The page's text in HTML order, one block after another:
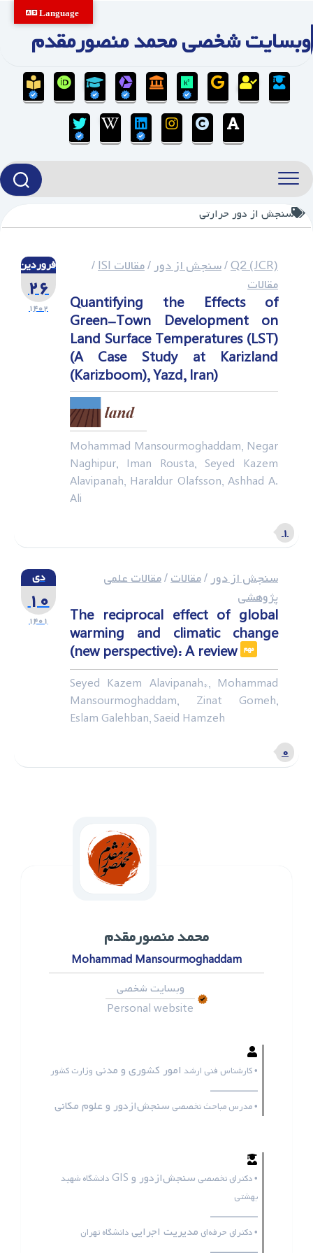
to
content
وبسایت شخصی محمد منصورمقدم
سنجش از دور حرارتی
فروردین
۲۶
۱۴۰۲
Q2 (JCR)
/سنجش از دور/مقالات ISI
/
مقالات
Quantifying the Effects of
Green-Town Development on
Land Surface Temperatures (LST)
(A Case Study at Karizland
(Karizboom), Yazd, Iran)
Mohammad Mansourmoghaddam, Negar
Naghipur, Iman Rousta, Seyed Kazem
Alavipanah, Haraldur Olafsson, Ashhad A.
Ali
۱
دی
۱۰
۱۴۰۱
سنجش از دور/مقالات/مقالات علمی
پژوهشی
The reciprocal effect of global
warming and climatic change
(new perspective): A review مهم
Seyed Kazem Alavipanah*, Mohammad
Mansourmoghaddam, Zinat Gomeh,
Eslam Galehban, Saeid Hamzeh
۰
محمد ‌منصورمقدم
Mohammad Mansourmoghaddam
وبسایت شخصی
Personal website
• کارشناس فنی ارشد امور کشوری و مدنی وزارت کشور
ـــــــــــــــــ
• مدرس مباحث تخصصی سنجش‌ازدور و علوم مکانی
• دکترای تخصصی سنجش‌ازدور و GIS
دانشگاه شهید
بهشتی
ـــــــــــــــــ
• دکترای حرفه‌ای مدیریت اجرایی دانشگاه تهران
Language